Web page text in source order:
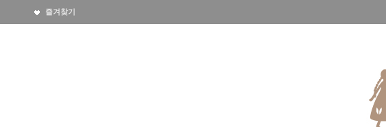
즐겨찾기